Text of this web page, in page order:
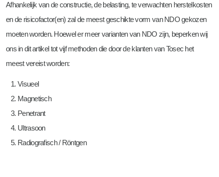
Afhankelijk van de constructie, de belasting, te verwachten herstelkosten
en de risicofactor(en) zal de meest geschikte vorm van NDO gekozen
moeten worden. Hoewel er meer varianten van NDO zijn, beperken wij
ons in dit artikel tot vijf methoden die door de klanten van Tosec het
meest vereist worden:
Visueel
Magnetisch
Penetrant
Ultrasoon
Radiografisch / Röntgen